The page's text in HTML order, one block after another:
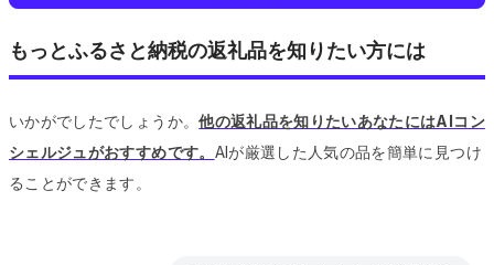
もっとふるさと納税の返礼品を知りたい方には
いかがでしたでしょうか。他の返礼品を知りたいあなたにはAIコン
シェルジュがおすすめです。 AIが厳選した人気の品を簡単に見つけ
ることができます。